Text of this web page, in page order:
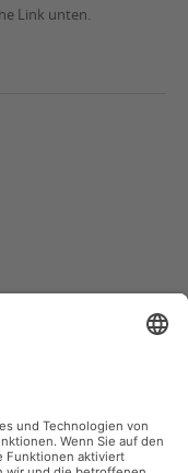
Link unten.